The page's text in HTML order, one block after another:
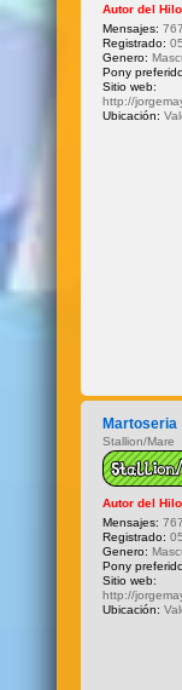
Autor del Hilo
Mensajes: 767
Registrado:
Genero:
Pony
Sitio web:
http://
Ubicación:
Martoseria
Stallion/Mare
Autor del Hilo
Mensajes: 767
Registrado:
Genero:
Pony
Sitio web:
http://
Ubicación: